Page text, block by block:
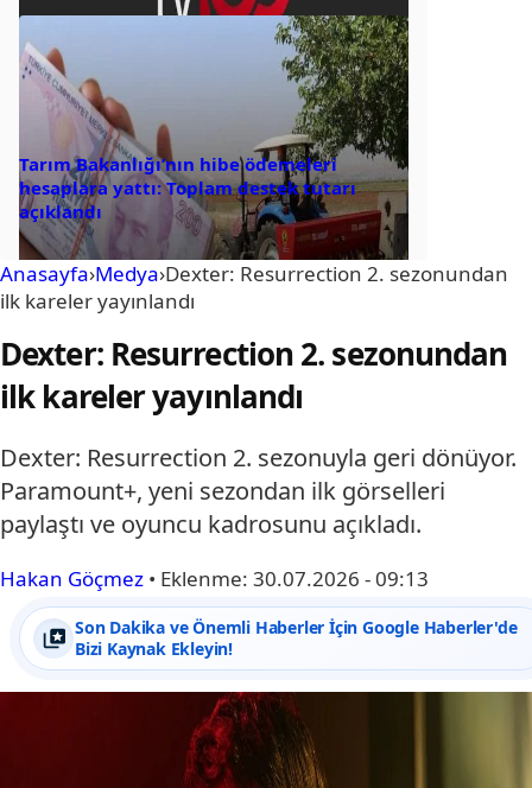
Tarım Bakanlığı’nın hibe ödemeleri
hesaplara yattı: Toplam destek tutarı
açıklandı
Anasayfa›Medya›Dexter: Resurrection 2. sezonundan
ilk kareler yayınlandı
Dexter: Resurrection 2. sezonundan
ilk kareler yayınlandı
Dexter: Resurrection 2. sezonuyla geri dönüyor.
Paramount+, yeni sezondan ilk görselleri
paylaştı ve oyuncu kadrosunu açıkladı.
Hakan Göçmez • Eklenme: 30.07.2026 - 09:13
Son Dakika ve Önemli Haberler İçin Google Haberler'de
Bizi Kaynak Ekleyin!